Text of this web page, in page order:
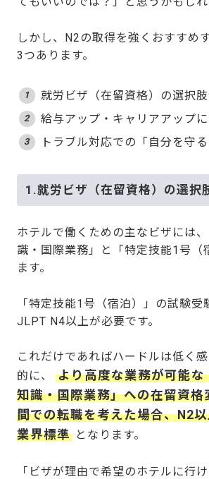
しかし、N2の取得を強くおすすめ
3つあります。
就労ビザ（在留資格）の選択
給与アップ・キャリアアップ
トラブル対応での「自分を守
1.就労ビザ（在留資格）の選択
ホテルで働くための主なビザには
識・国際業務」と「特定技能1号（
ます。
「特定技能1号（宿泊）」の試験受
JLPT N4以上が必要です。
これだけであればハードルは低く
的に、
より高度な業務が可能な
知識・国際業務」への在留資格
間での転職を考えた場合、N2
業界標準 となります。
「ビザが理由で希望のホテルに行